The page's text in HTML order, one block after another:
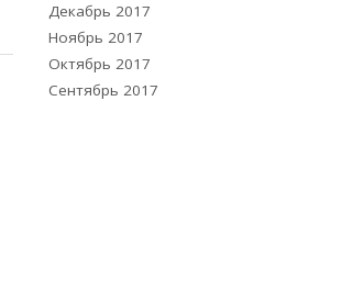
Декабрь 2017
Ноябрь 2017
Октябрь 2017
Сентябрь 2017